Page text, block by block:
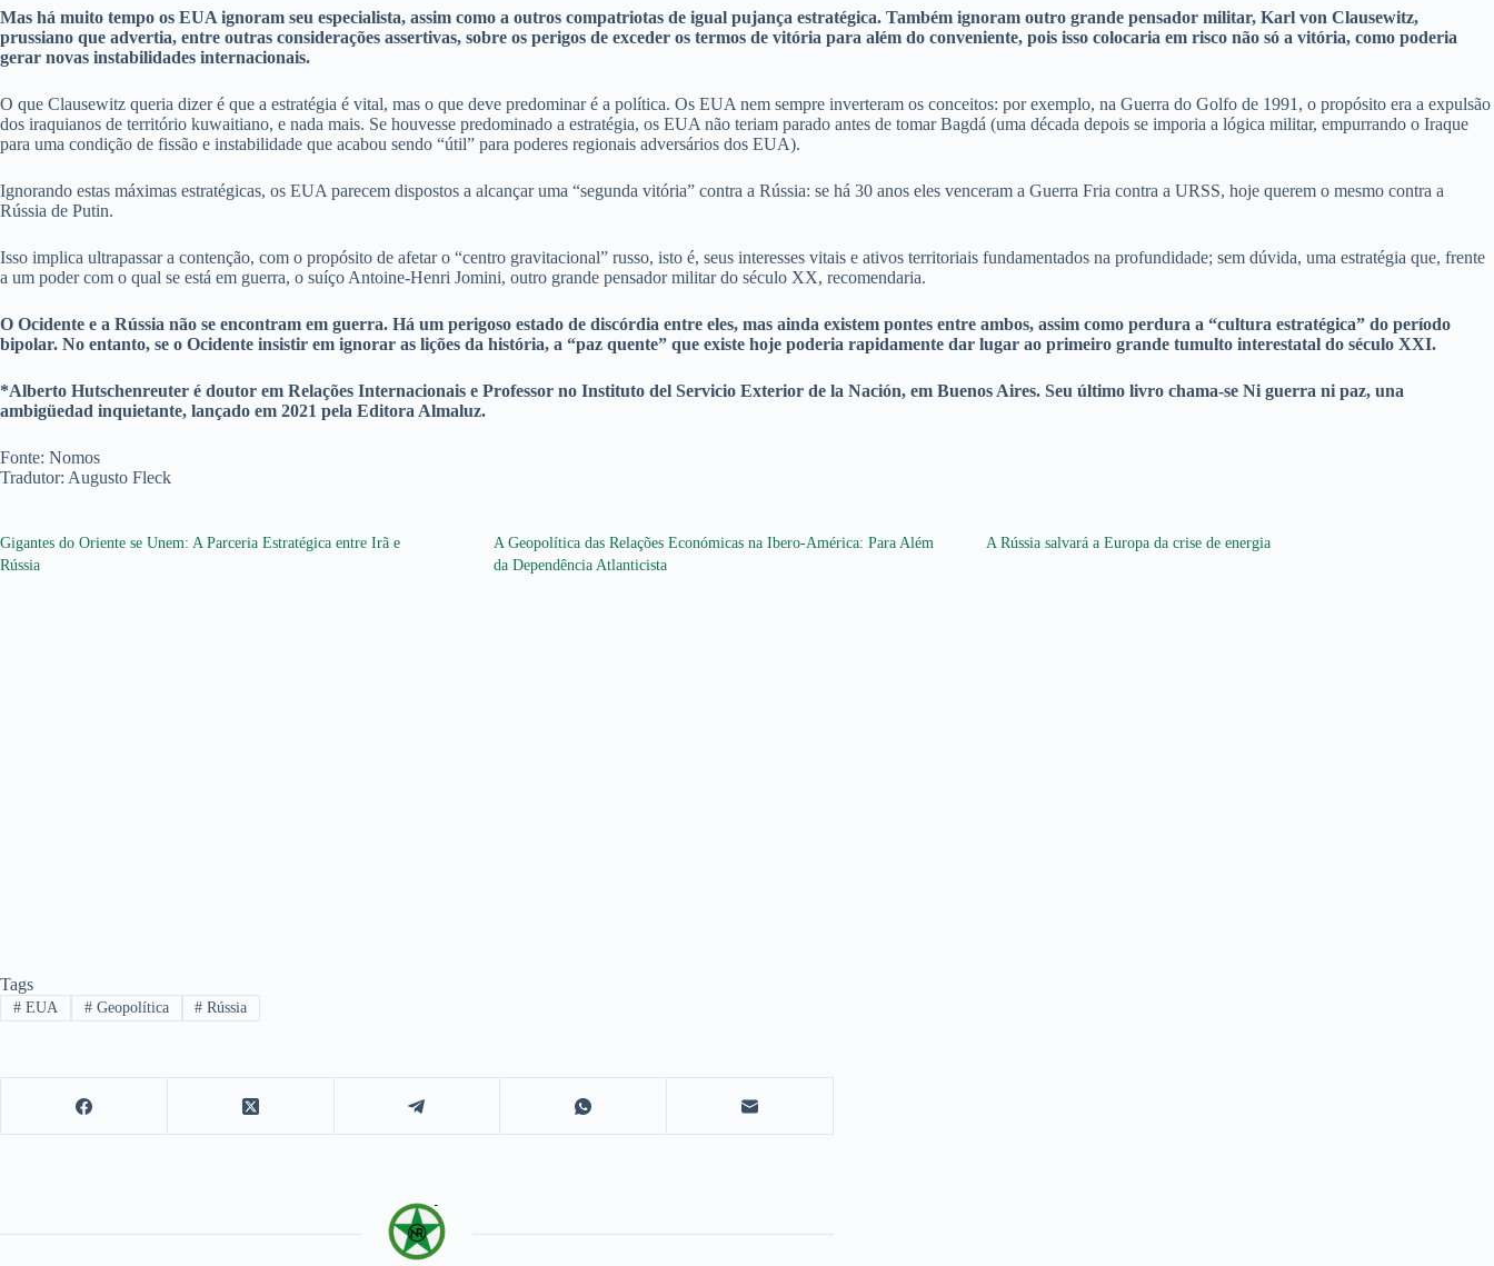
Mas há muito tempo os EUA ignoram seu especialista, assim como a outros compatriotas de igual pujança estratégica. Também ignoram outro grande pensador militar, Karl von Clausewitz,
prussiano que advertia, entre outras considerações assertivas, sobre os perigos de exceder os termos de vitória para além do conveniente, pois isso colocaria em risco não só a vitória, como poderia
gerar novas instabilidades internacionais.
O que Clausewitz queria dizer é que a estratégia é vital, mas o que deve predominar é a política. Os EUA nem sempre inverteram os conceitos: por exemplo, na Guerra do Golfo de 1991, o propósito era a expulsão
dos iraquianos de território kuwaitiano, e nada mais. Se houvesse predominado a estratégia, os EUA não teriam parado antes de tomar Bagdá (uma década depois se imporia a lógica militar, empurrando o Iraque
para uma condição de fissão e instabilidade que acabou sendo “útil” para poderes regionais adversários dos EUA).
Ignorando estas máximas estratégicas, os EUA parecem dispostos a alcançar uma “segunda vitória” contra a Rússia: se há 30 anos eles venceram a Guerra Fria contra a URSS, hoje querem o mesmo contra a
Rússia de Putin.
Isso implica ultrapassar a contenção, com o propósito de afetar o “centro gravitacional” russo, isto é, seus interesses vitais e ativos territoriais fundamentados na profundidade; sem dúvida, uma estratégia que, frente
a um poder com o qual se está em guerra, o suíço Antoine-Henri Jomini, outro grande pensador militar do século XX, recomendaria.
O Ocidente e a Rússia não se encontram em guerra. Há um perigoso estado de discórdia entre eles, mas ainda existem pontes entre ambos, assim como perdura a “cultura estratégica” do período
bipolar. No entanto, se o Ocidente insistir em ignorar as lições da história, a “paz quente” que existe hoje poderia rapidamente dar lugar ao primeiro grande tumulto interestatal do século XXI.
*Alberto Hutschenreuter é doutor em Relações Internacionais e Professor no Instituto del Servicio Exterior de la Nación, em Buenos Aires. Seu último livro chama-se Ni guerra ni paz, una
ambigüedad inquietante, lançado em 2021 pela Editora Almaluz.
Fonte: Nomos
Tradutor: Augusto Fleck
Gigantes do Oriente se Unem: A Parceria Estratégica entre Irã e
Rússia
A Geopolítica das Relações Económicas na Ibero-América: Para Além
da Dependência Atlanticista
A Rússia salvará a Europa da crise de energia
Tags
#EUA #Geopolítica # Rússia